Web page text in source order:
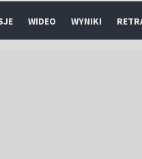
WIDEO WYNIKI